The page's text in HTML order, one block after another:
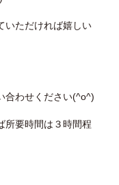
いただければ嬉しい
合わせください(^o^)
所要時間は３時間程